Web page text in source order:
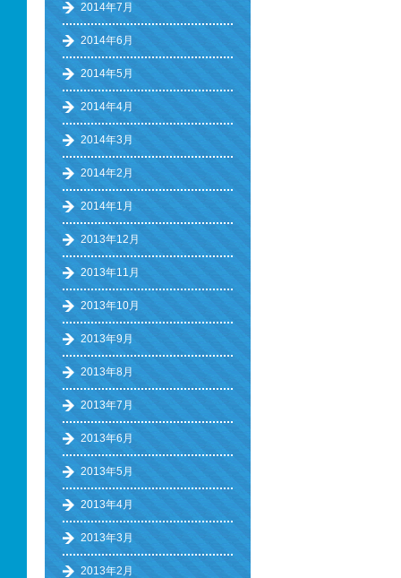
2014年7月
2014年6月
2014年5月
2014年4月
2014年3月
2014年2月
2014年1月
2013年12月
2013年11月
2013年10月
2013年9月
2013年8月
2013年7月
2013年6月
2013年5月
2013年4月
2013年3月
2013年2月